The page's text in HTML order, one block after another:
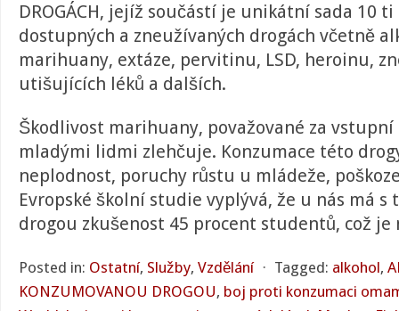
DROGÁCH, jejíž součástí je unikátní sada 10
dostupných a zneužívaných drogách včetně
marihuany, extáze, pervitinu, LSD, heroinu,
utišujících léků a dalších.
Škodlivost marihuany, považované za vstupní
mladými lidmi zlehčuje. Konzumace této
neplodnost, poruchy růstu u mládeže,
Evropské školní studie vyplývá, že u nás má s
drogou zkušenost 45 procent studentů, což je
Posted in: Ostatní, Služby, Vzdělání ⋅ Tagged: alkohol,
KONZUMOVANOU DROGOU, boj proti konzumaci